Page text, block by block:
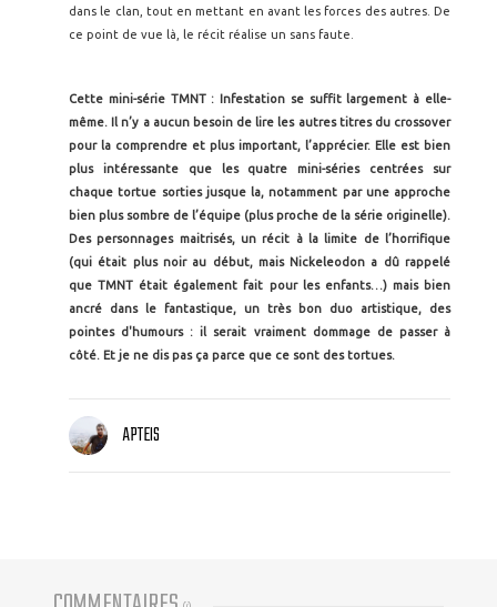
dans le clan, tout en mettant en avant les forces des autres. De
ce point de vue là, le récit réalise un sans faute.
Cette mini-série TMNT : Infestation se suffit largement à elle-
même. Il n’y a aucun besoin de lire les autres titres du crossover
pour la comprendre et plus important, l’apprécier. Elle est bien
plus intéressante que les quatre mini-séries centrées sur
chaque tortue sorties jusque la, notamment par une approche
bien plus sombre de l’équipe (plus proche de la série originelle).
Des personnages maitrisés, un récit à la limite de l’horrifique
(qui était plus noir au début, mais Nickeleodon a dû rappelé
que TMNT était également fait pour les enfants…) mais bien
ancré dans le fantastique, un très bon duo artistique, des
pointes d'humours : il serait vraiment dommage de passer à
côté. Et je ne dis pas ça parce que ce sont des tortues.
APTEIS